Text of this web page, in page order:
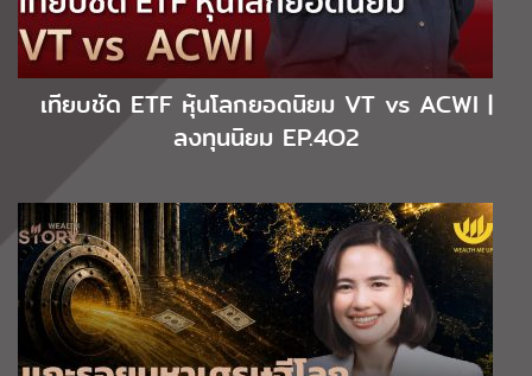
เทียบชัด ETF หุ้นโลกยอดนิยม VT vs ACWI |
ลงทุนนิยม EP.4O2